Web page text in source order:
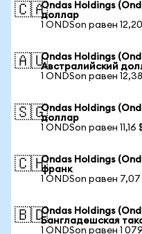
🇨🇦Ondas Holdings
доллар
1 ONDSon равен
🇦🇺Ondas Holdings
Австралийский
1 ONDSon равен
🇸🇬Ondas Holdings
доллар
1 ONDSon равен 11,16
🇨🇭Ondas Holdings
франк
1 ONDSon равен 7,07
🇧🇩Ondas Holdings
Бангладешская
1 ONDSon равен 1